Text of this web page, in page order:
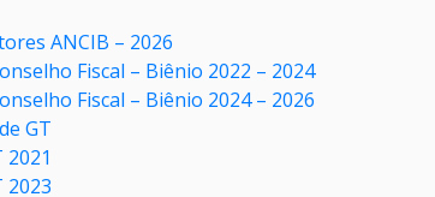
ANCIB – 2026
Fiscal – Biênio 2022 – 2024
Fiscal – Biênio 2024 – 2026
GT
2021
2023